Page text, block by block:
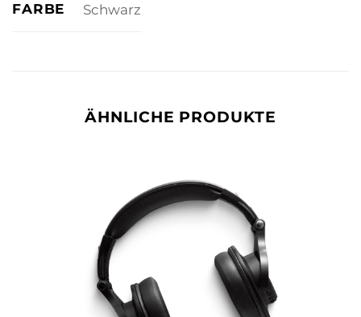
FARBE Schwarz
ÄHNLICHE PRODUKTE